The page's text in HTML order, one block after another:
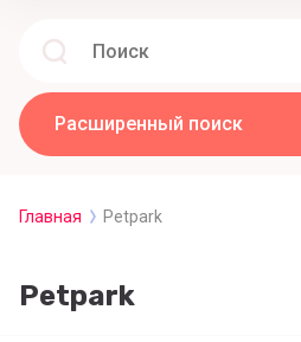
Расширенный поиск
Главная Petpark
Petpark